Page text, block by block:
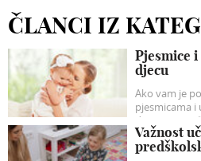
ČLANCI IZ
Pjesmice i
djecu
Ako vam je
pjesmicama i
donosimo
razveseliti
Važnost